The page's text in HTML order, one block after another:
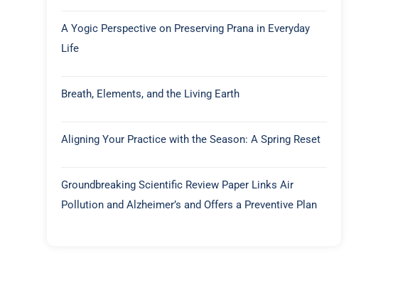
A Yogic Perspective on Preserving Prana in Everyday
Life
Breath, Elements, and the Living Earth
Aligning Your Practice with the Season: A Spring Reset
Groundbreaking Scientific Review Paper Links Air
Pollution and Alzheimer’s and Offers a Preventive Plan